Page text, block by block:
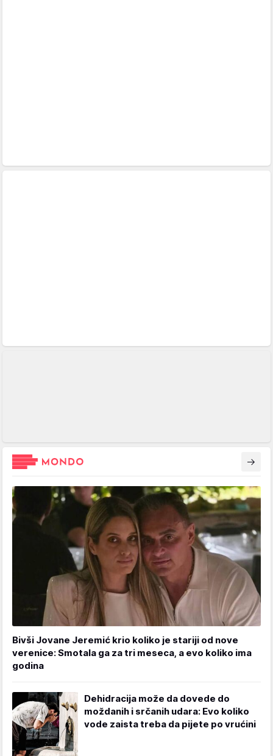
Bivši Jovane Jeremić krio koliko je stariji od nove
verenice: Smotala ga za tri meseca, a evo koliko ima
godina
Dehidracija može da dovede do
moždanih i srčanih udara: Evo koliko
vode zaista treba da pijete po vrućini